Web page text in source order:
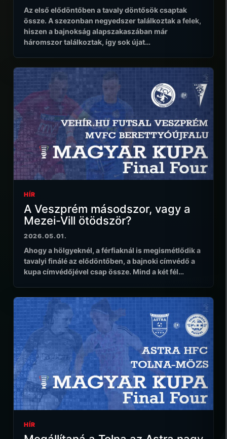
Az első elődöntőben a tavaly döntősök csaptak
össze. A szezonban negyedszer találkoztak a felek,
hiszen a bajnokság alapszakaszában már
háromszor találkoztak, így sok újat…
HÍR
A Veszprém másodszor, vagy a
Mezei-Vill ötödször?
2026.05.01.
Ahogy a hölgyeknél, a férfiaknál is megismétlődik a
tavalyi finálé az elődöntőben, a bajnoki címvédő a
kupa címvédőjével csap össze. Mind a két fél…
HÍR